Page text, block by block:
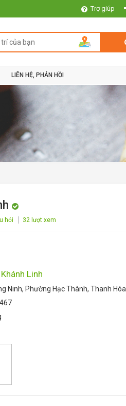
Trợ giúp
LIÊN HỆ, PHẢN HỒI
hỏi 32 lượt xem
Linh
Ninh, Phường Hạc Thành, Thanh Hóa